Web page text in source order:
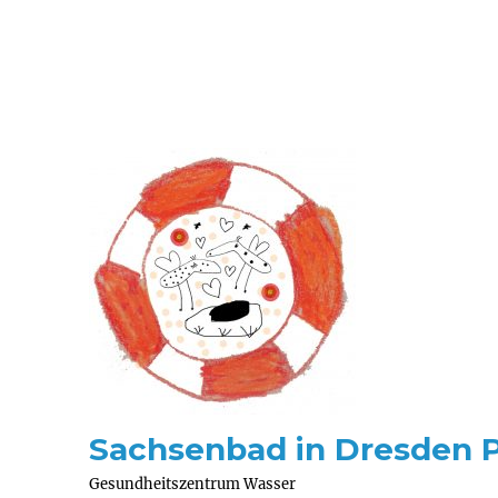
Sachsenbad in Dresden
Gesundheitszentrum Wasser